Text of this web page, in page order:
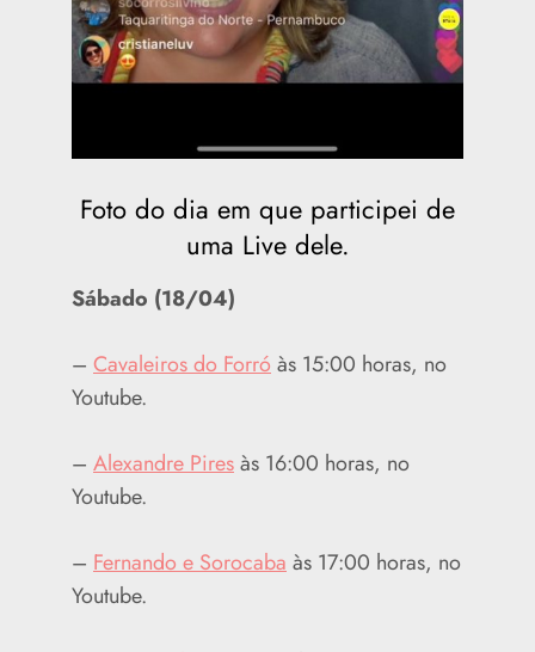
Foto do dia em que participei de
uma Live dele.
Sábado (18/04)
– Cavaleiros do Forró às 15:00 horas, no
Youtube.
– Alexandre Piresàs 16:00 horas, no
Youtube.
– Fernando e Sorocaba às 17:00 horas, no
Youtube.